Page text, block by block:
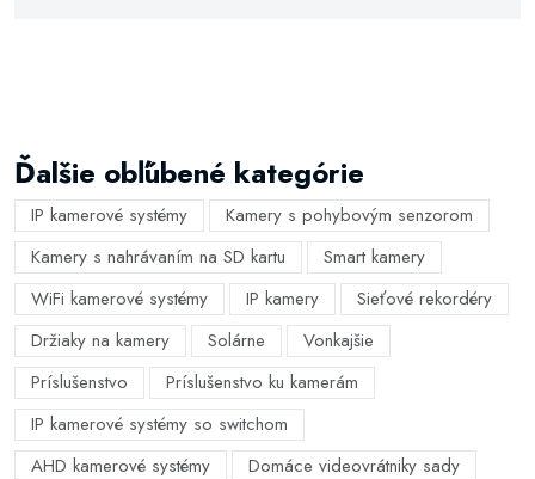
Ďalšie obľúbené kategórie
IP kamerové systémy
Kamery s pohybovým senzorom
Kamery s nahrávaním na SD kartu
Smart kamery
WiFi kamerové systémy
IP kamery
Sieťové rekordéry
Držiaky na kamery
Solárne
Vonkajšie
Príslušenstvo
Príslušenstvo ku kamerám
IP kamerové systémy so switchom
AHD kamerové systémy
Domáce videovrátniky sady